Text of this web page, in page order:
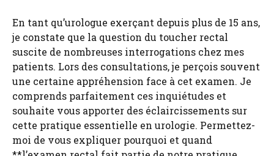
En tant qu’urologue exerçant depuis plus de 15 ans,
je constate que la question du toucher rectal
suscite de nombreuses interrogations chez mes
patients. Lors des consultations, je perçois souvent
une certaine appréhension face à cet examen. Je
comprends parfaitement ces inquiétudes et
souhaite vous apporter des éclaircissements sur
cette pratique essentielle en urologie. Permettez-
moi de vous expliquer pourquoi et quand